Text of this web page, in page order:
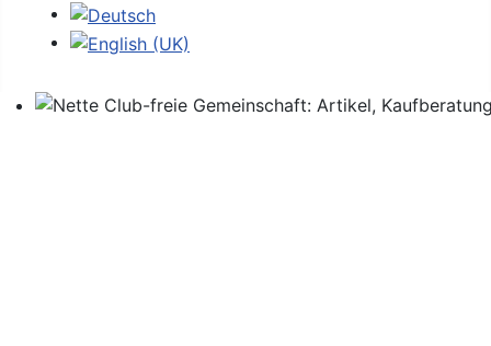
Sprache auswählen